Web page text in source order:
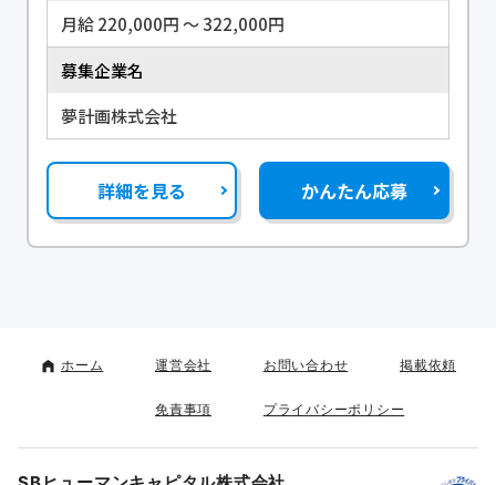
月給 220,000円 〜 322,000円
募集企業名
夢計画株式会社
詳細を見る かんたん応募
ホーム 運営会社 お問い合わせ 掲載依頼
免責事項 プライバシーポリシー